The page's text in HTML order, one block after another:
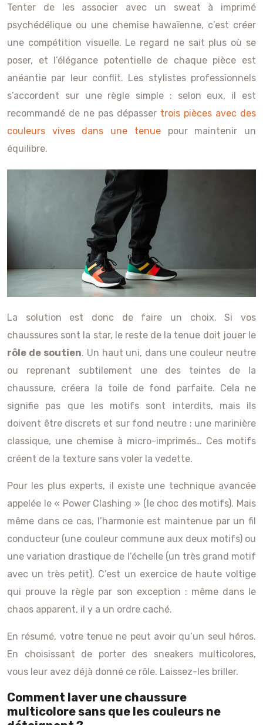
Tenter de les associer avec un sweat à imprimé
psychédélique ou une chemise hawaïenne, c’est créer
une compétition visuelle. Le regard ne sait plus où se
poser, et l’élégance potentielle de chaque pièce est
anéantie par leur conflit. Les stylistes professionnels
s’accordent sur une règle simple : selon eux, il est
recommandé de ne pas dépasser trois pièces avec des
couleurs vives dans une tenuepour maintenir un
équilibre.
La solution est donc de faire un choix. Si vos
chaussures sont la star, le reste de la tenue doit jouer le
rôle de soutien. Un haut uni, dans une couleur neutre
ou reprenant subtilement une des teintes de la
chaussure, créera la toile de fond parfaite. Cela ne
signifie pas que les motifs sont interdits, mais ils
doivent être discrets et sur fond neutre : une marinière
classique, une chemise à micro-imprimés… Ces motifs
créent de la texture sans voler la vedette.
Pour les plus experts, il existe une technique avancée
appelée le « Power Clashing » (le choc des motifs). Mais
même dans ce cas, l’harmonie est maintenue par un fil
conducteur (une couleur commune aux deux motifs) ou
une variation drastique de l’échelle (un très grand motif
avec un très petit). C’est un exercice de haute voltige
qui prouve la règle par son exception : même dans le
chaos apparent, il y a un ordre caché.
En résumé, votre tenue ne peut avoir qu’un seul héros.
En choisissant de porter des sneakers multicolores,
vous leur avez déjà donné ce rôle. Laissez-les briller.
Comment laver une chaussure
multicolore sans que les couleurs ne